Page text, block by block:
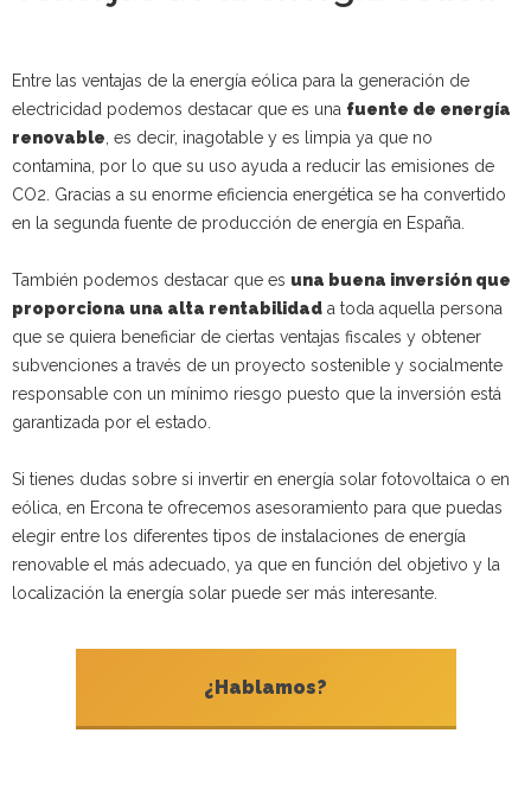
Entre las ventajas de la energía eólica para la generación de
electricidad podemos destacar que es una fuente de energía
renovable, es decir, inagotable y es limpia ya que no
contamina, por lo que su uso ayuda a reducir las emisiones de
CO2. Gracias a su enorme eficiencia energética se ha convertido
en la segunda fuente de producción de energía en España.
También podemos destacar que es una buena inversión que
proporciona una alta rentabilidad a toda aquella persona
que se quiera beneficiar de ciertas ventajas fiscales y obtener
subvenciones a través de un proyecto sostenible y socialmente
responsable con un mínimo riesgo puesto que la inversión está
garantizada por el estado.
Si tienes dudas sobre si invertir en energía solar fotovoltaica o en
eólica, en Ercona te ofrecemos asesoramiento para que puedas
elegir entre los diferentes tipos de instalaciones de energía
renovable el más adecuado, ya que en función del objetivo y la
localización la energía solar puede ser más interesante.
¿Hablamos?